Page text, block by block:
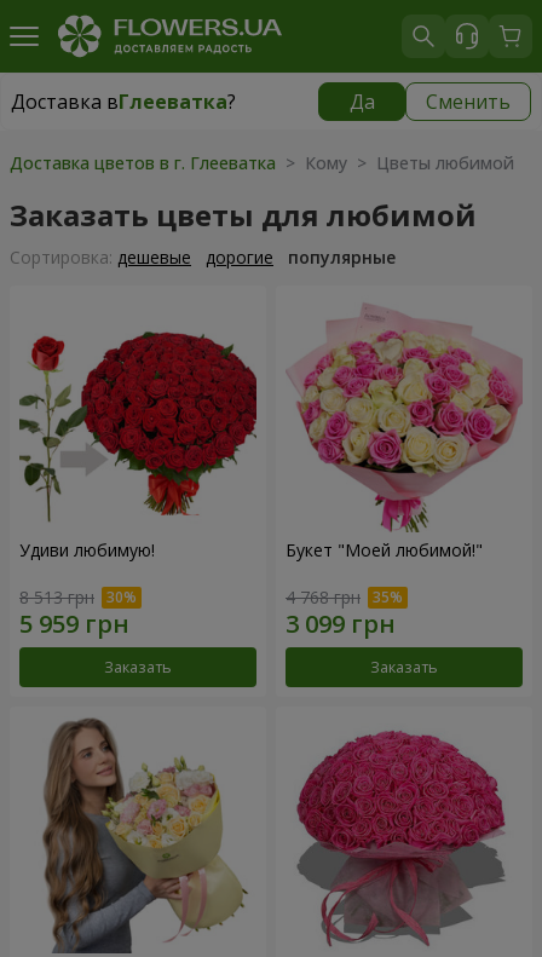
Доставка вГлееватка? Да Сменить
Доставка вГлееватка|
Доставка цветов в г. Глееватка > Кому > Цветы любимой
Заказать цветы для любимой
Cортировка: дешевые дорогие популярные
Удиви любимую!
8 513 грн
Заказать
Букет "Моей любимой!"
4 768 грн
Заказать